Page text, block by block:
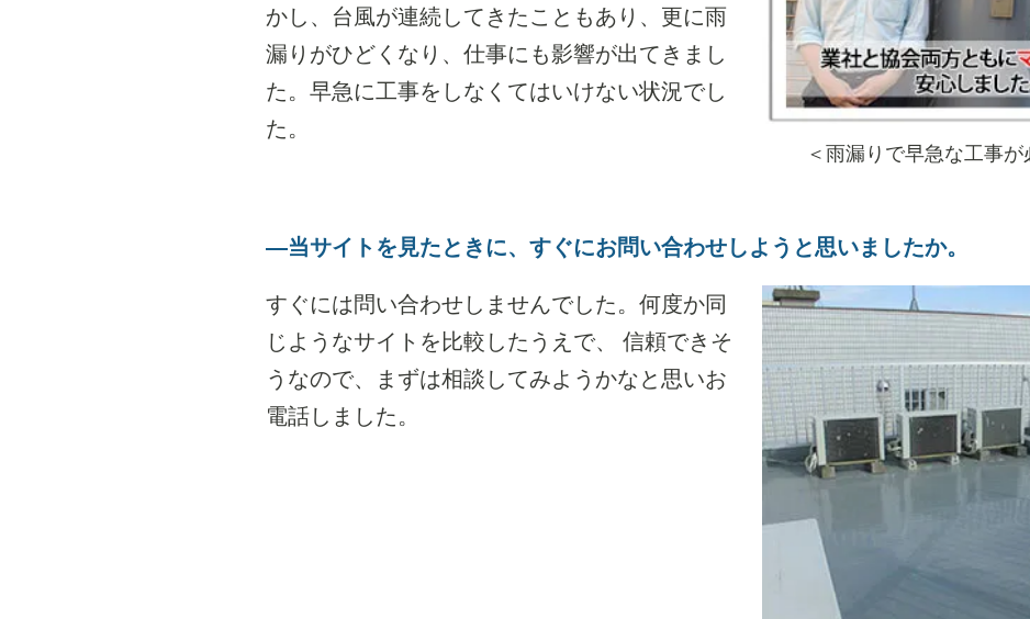
かし、台風が連続してきたこともあり、更に雨
漏りがひどくなり、仕事にも影響が出てきまし
た。早急に工事をしなくてはいけない状況でし
た。
＜雨漏りで早急な工事が
―当サイトを見たときに、すぐにお問い合わせしようと思いましたか。
すぐには問い合わせしませんでした。何度か同
じようなサイトを比較したうえで、 信頼できそ
うなので、まずは相談してみようかなと思いお
電話しました。